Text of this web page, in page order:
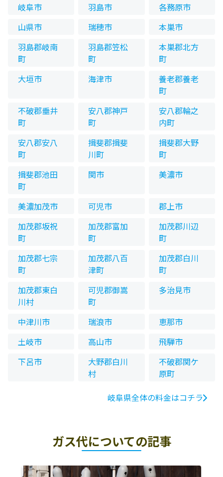
岐阜市 羽島市
各務原市
山県市
瑞穂市
本巣市
羽島郡岐南
町
羽島郡笠松
町
本巣郡北方
町
大垣市
海津市
養老郡養老
町
不破郡垂井
町
安八郡神戸
町
安八郡輪之
内町
安八郡安八
町
揖斐郡揖斐
川町
揖斐郡大野
町
揖斐郡池田
町
関市 美濃市
美濃加茂市 可児市
郡上市
加茂郡坂祝
町
加茂郡富加
町
加茂郡川辺
町
加茂郡七宗
町
加茂郡八百
津町
加茂郡白川
町
加茂郡東白
川村
可児郡御嵩
町
多治見市
中津川市 瑞浪市
恵那市
土岐市
高山市
飛騨市
下呂市
大野郡白川
村
不破郡関ケ
原町
岐阜県全体の料金はコチラ
ガス代についての記事